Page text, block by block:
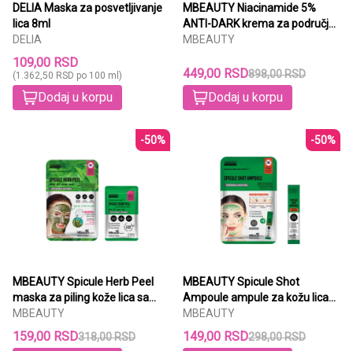
DELIA Maska za posvetljivanje
lica 8ml
DELIA
109,00 RSD
(1.362,50 RSD po 100 ml)
Dodaj u korpu
MBEAUTY Niacinamide 5%
ANTI-DARK krema za područje
oko očiju sa rolerom - 15g
MBEAUTY
449,00 RSD898,00 RSD
Dodaj u korpu
-50%
MBEAUTY Spicule Herb Peel
maska za piling kože lica sa
spikulama 3 tretmana (3x9g)
MBEAUTY
159,00 RSD318,00 RSD
-50%
MBEAUTY Spicule Shot
Ampoule ampule za kožu lica
sa spikulama, 6 tretmana
(6x2ml)
MBEAUTY
149,00 RSD298,00 RSD